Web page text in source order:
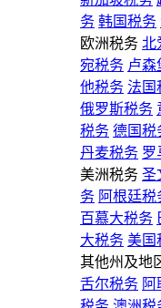
务 韩国税务
欧洲税务 北
宛税务 卢森
他税务 法国
俄罗斯税务
税务 德国税
丹麦税务 罗
美洲税务 圣
务 阿根廷税
百慕大税务
大税务 美国
其他州及地
舌尔税务